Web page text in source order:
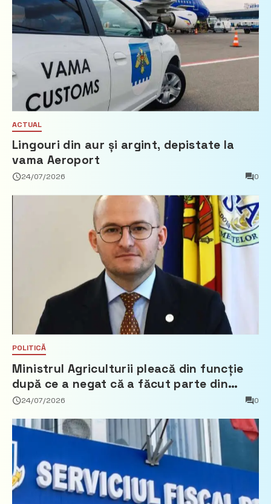
ACTUAL
Lingouri din aur și argint, depistate la
vama Aeroport
24/07/2026 0
POLITICĂ
Ministrul Agriculturii pleacă din funcție
după ce a negat că a făcut parte din
Partidul Democrat
24/07/2026 0